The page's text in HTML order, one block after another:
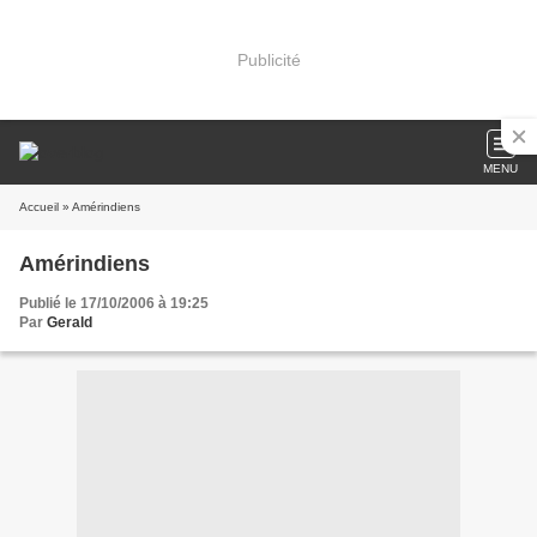
Publicité
MENU
Accueil » Amérindiens
Amérindiens
Publié le 17/10/2006 à 19:25
Par Gerald